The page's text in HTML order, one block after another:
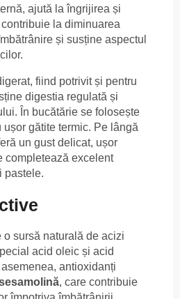
ajută la îngrijirea și
la diminuarea
și susține aspectul
fiind potrivit și pentru
digestia regulată și
În bucătărie se folosește
gătite termic. Pe lângă
un gust delicat, ușor
completează excelent
pastele.
sursă naturală de acizi
acid oleic și acid
antioxidanți
, care contribuie